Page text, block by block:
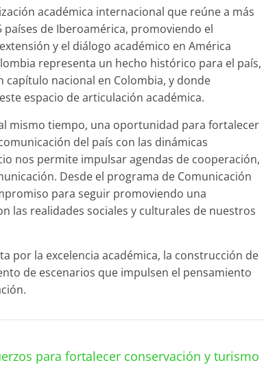
académica internacional que reúne a más
países de Iberoamérica, promoviendo el
y el diálogo académico en América
representa un hecho histórico para el país,
nacional en Colombia, y donde
espacio de articulación académica.
mismo tiempo, una oportunidad para fortalecer
del país con las dinámicas
nos permite impulsar agendas de cooperación,
Desde el programa de Comunicación
para seguir promoviendo una
las realidades sociales y culturales de nuestros
por la excelencia académica, la construcción de
de escenarios que impulsen el pensamiento
para fortalecer conservación y turismo